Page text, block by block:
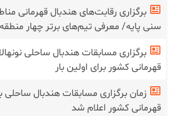
برگزاری رقابت‌های هندبال قهرمانی
سنی پایه/ معرفی تیم‌های برتر چهار منطقه
برگزاری مسابقات هندبال ساحلی
قهرمانی کشور برای اولین بار
زمان برگزاری مسابقات هندبال ساحلی
قهرمانی کشور اعلام شد